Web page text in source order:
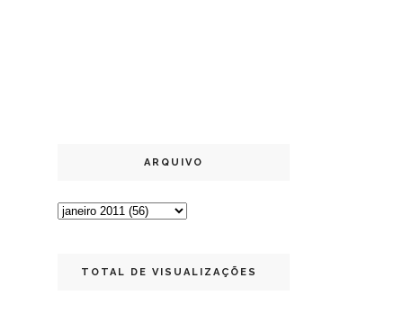
ARQUIVO
TOTAL DE VISUALIZAÇÕES